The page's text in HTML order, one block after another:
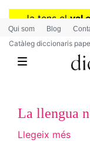
Ja tens elval
Qui som Blog
Catàleg diccionaris
La llengua
Llegeix més